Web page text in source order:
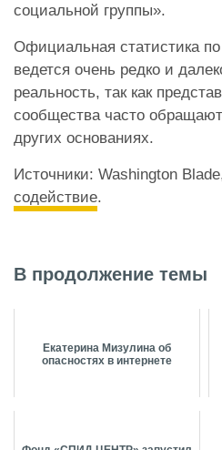
социальной группы».
Официальная статистика
ведется очень редко и
реальность, так как
сообщества часто
других основаниях.
Источники: Washington
содействие.
В продолжение темы
Екатерина Мизулина об
опасностях в интернете